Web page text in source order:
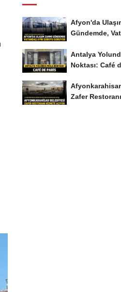
Afyon'da
Gündemde,
Antalya
Noktası: Café
Zafer